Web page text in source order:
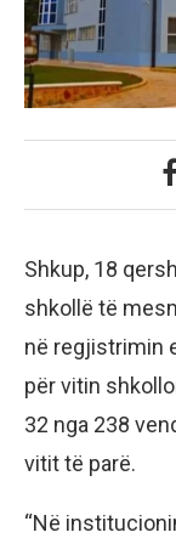
Shkup, 18
shkollë të
në regjistrimin
për vitin
32 nga 238
vitit të parë.
“Në